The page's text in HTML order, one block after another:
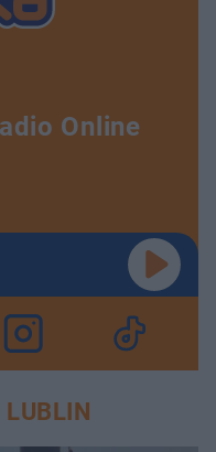
Online
LUBLIN